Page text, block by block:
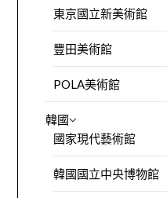
東京國立新美術館
豐田美術館
POLA美術館
韓國
國家現代藝術館
韓國國立中央博物館